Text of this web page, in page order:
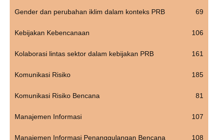
Gender dan perubahan iklim dalam konteks PRB 69
Kebijakan Kebencanaan 106
Kolaborasi lintas sektor dalam kebijakan PRB 161
Komunikasi Risiko 185
Komunikasi Risiko Bencana 81
Manajemen Informasi 107
Manajemen Informasi Penanggulangan Bencana 108